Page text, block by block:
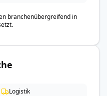
branchenübergreifend in
Logistik